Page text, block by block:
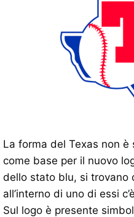
La forma del Texas non
come base per il nuovo
dello stato blu, si trovano
all’interno di uno di essi
Sul logo è presente